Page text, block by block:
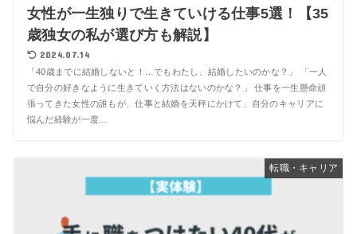
女性が一生独りで生きていける仕事5選！【35
歳独女の私が選び方も解説】
2024.07.14
「40歳までに結婚しないと！…でもわたし、結婚したいのかな？」 「一人
で自分の好きなように生きていく方法はないのかな？」 仕事を一生懸命頑
張ってきた女性の誰もが、仕事と結婚を天秤にかけて、自分のキャリアに
悩んだ経験が一度...
転職・キャリア